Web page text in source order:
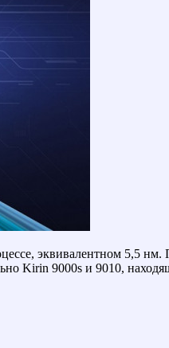
эквивалентном 5,5
Kirin 9000s и 9010,